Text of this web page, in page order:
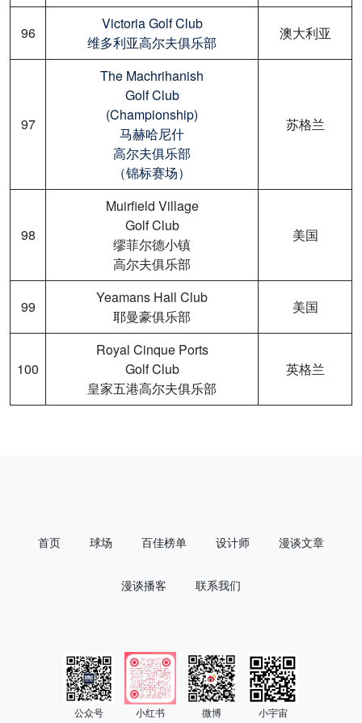
96
Victoria Golf Club
维多利亚高尔夫俱乐部
澳大利亚
97
The Machrihanish
Golf Club
(Championship)
马赫哈尼什
高尔夫俱乐部
（锦标赛场）
苏格兰
98
Muirfield Village
Golf Club
缪菲尔德小镇
高尔夫俱乐部
美国
99
Yeamans Hall Club
耶曼豪俱乐部
美国
100
Royal Cinque Ports
Golf Club
皇家五港高尔夫俱乐部
英格兰
首页 球场 百佳榜单 设计师 漫谈文章
漫谈播客 联系我们
公众号 小红书 微博 小宇宙